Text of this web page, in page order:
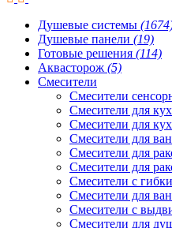
Душевые системы
Душевые панели (19)
Готовые решения (114)
Аквасторож (5)
Смесители
Смесители
Смесители для
Смесители для
Смесители для
Смесители для
Смесители для
Смесители с
Смесители для
Смесители с
Смесители для